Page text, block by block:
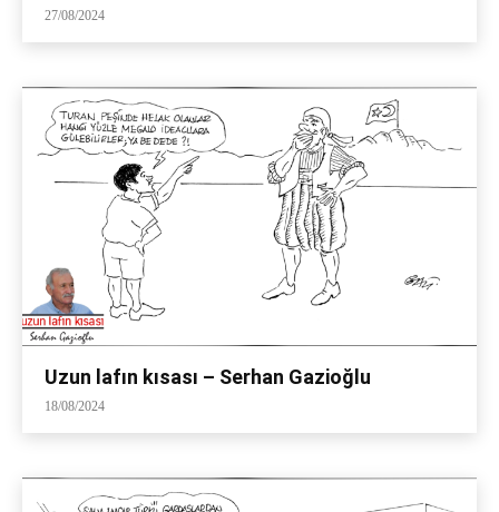
27/08/2024
Uzun lafın kısası – Serhan Gazioğlu
18/08/2024